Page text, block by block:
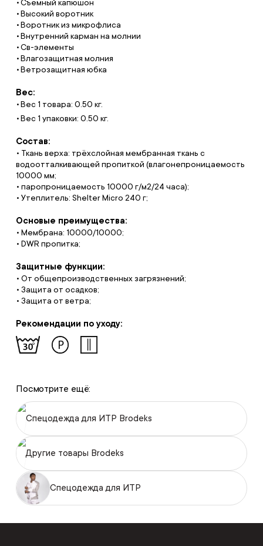
Съемный капюшон
Высокий воротник
Воротник из микрофлиса
Внутренний карман на молнии
Св-элементы
Влагозащитная молния
Ветрозащитная юбка
Вес:
Вес 1 товара: 0.50 кг.
Вес 1 упаковки: 0.50 кг.
Состав:
• Ткань верха: трёхслойная мембранная ткань с
водоотталкивающей пропиткой (влагонепроницаемость
10000 мм;
• паропроницаемость 10000 г/м2/24 часа);
• Утеплитель: Shelter Micro 240 г;
Основые преимущества:
• Мембрана: 10000/10000;
• DWR пропитка;
Защитные функции:
• От общепроизводственных загрязнений;
• Защита от осадков;
• Защита от ветра;
Рекомендации по уходу:
Посмотрите ещё:
Спецодежда для ИТР Brodeks
Другие товары Brodeks
Спецодежда для ИТР